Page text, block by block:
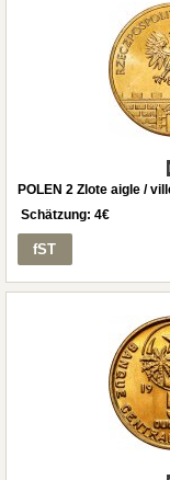
POLEN 2 Zlote aigle /
Schätzung: 4€
fST